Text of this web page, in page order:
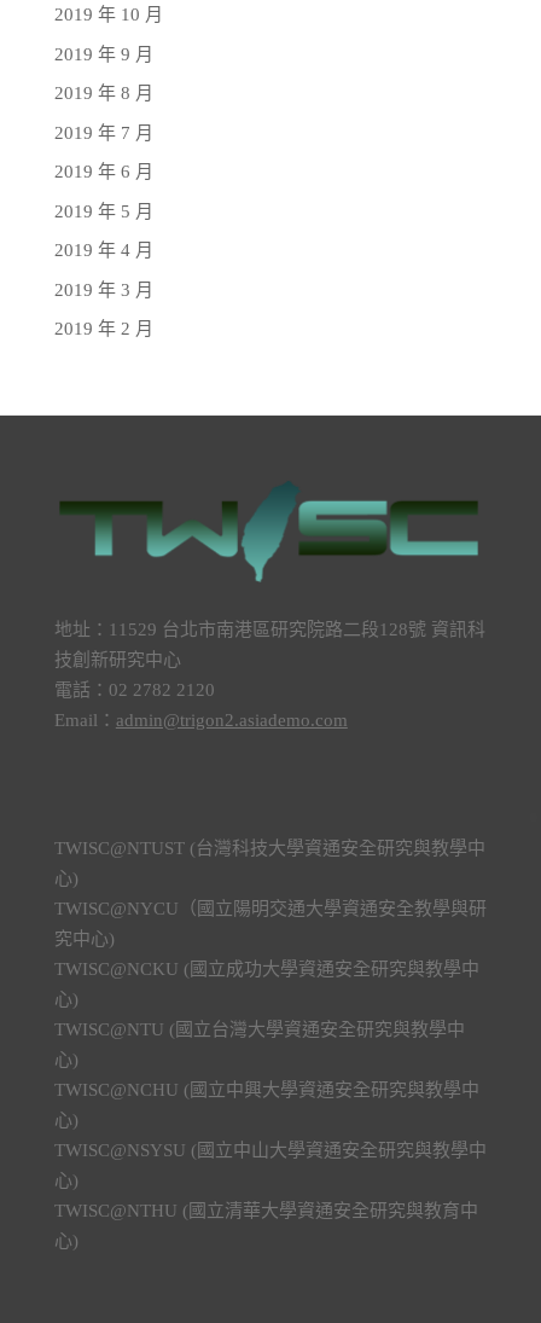
2019 年 10 月
2019 年 9 月
2019 年 8 月
2019 年 7 月
2019 年 6 月
2019 年 5 月
2019 年 4 月
2019 年 3 月
2019 年 2 月
地址：11529 台北市南港區研究院路二段128號 資訊科
技創新研究中心
電話：02 2782 2120
Email： admin@trigon2.asiademo.com
TWISC@NTUST (台灣科技大學資通安全研究與教學中
心)
TWISC@NYCU（國立陽明交通大學資通安全教學與研
究中心)
TWISC@NCKU (國立成功大學資通安全研究與教學中
心)
TWISC@NTU (國立台灣大學資通安全研究與教學中
心)
TWISC@NCHU (國立中興大學資通安全研究與教學中
心)
TWISC@NSYSU (國立中山大學資通安全研究與教學中
心)
TWISC@NTHU (國立清華大學資通安全研究與教育中
心)